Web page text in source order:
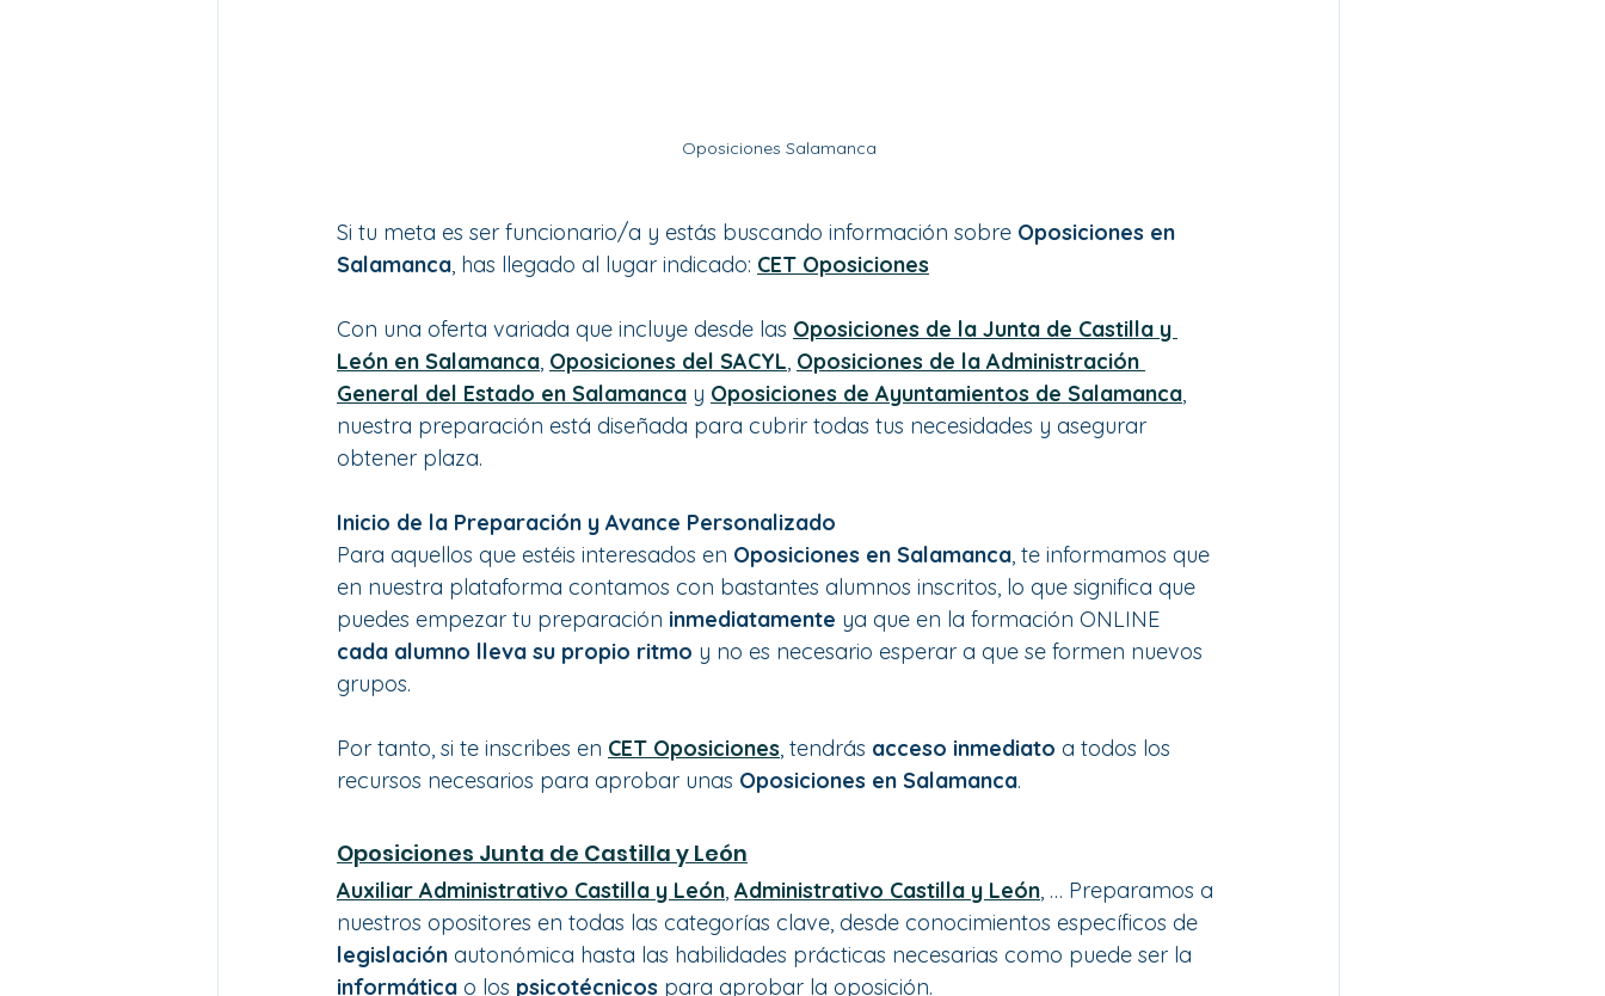
Oposiciones Salamanca
Si tu meta es ser funcionario/a y estás buscando información sobre Oposiciones en
Salamanca, has llegado al lugar indicado: CET Oposiciones
Con una oferta variada que incluye desde las Oposiciones de la Junta de Castilla y
León en Salamanca, Oposiciones del SACYL, Oposiciones de la Administración
General del Estado en Salamanca y Oposiciones de Ayuntamientos de Salamanca,
nuestra preparación está diseñada para cubrir todas tus necesidades y asegurar
obtener plaza.
Inicio de la Preparación y Avance Personalizado
Para aquellos que estéis interesados en Oposiciones en Salamanca, te informamos que
en nuestra plataforma contamos con bastantes alumnos inscritos, lo que significa que
puedes empezar tu preparación inmediatamente ya que en la formación ONLINE
cada alumno lleva su propio ritmo y no es necesario esperar a que se formen nuevos
grupos.
Por tanto, si te inscribes en CET Oposiciones, tendrás acceso inmediato a todos los
recursos necesarios para aprobar unas Oposiciones en Salamanca.
Oposiciones Junta de Castilla y León
Auxiliar Administrativo Castilla y León, Administrativo Castilla y León, … Preparamos a
nuestros opositores en todas las categorías clave, desde conocimientos específicos de
legislación autonómica hasta las habilidades prácticas necesarias como puede ser la
informática o los psicotécnicos para aprobar la oposición.